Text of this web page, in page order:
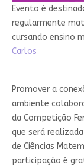
Evento é
regularmente
cursando ensino
Carlos
Promover a
ambiente
da Competição
que será
de Ciências
participação é